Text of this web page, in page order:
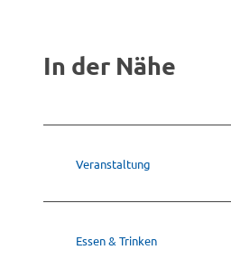
In der Nähe
Veranstaltung
Essen & Trinken